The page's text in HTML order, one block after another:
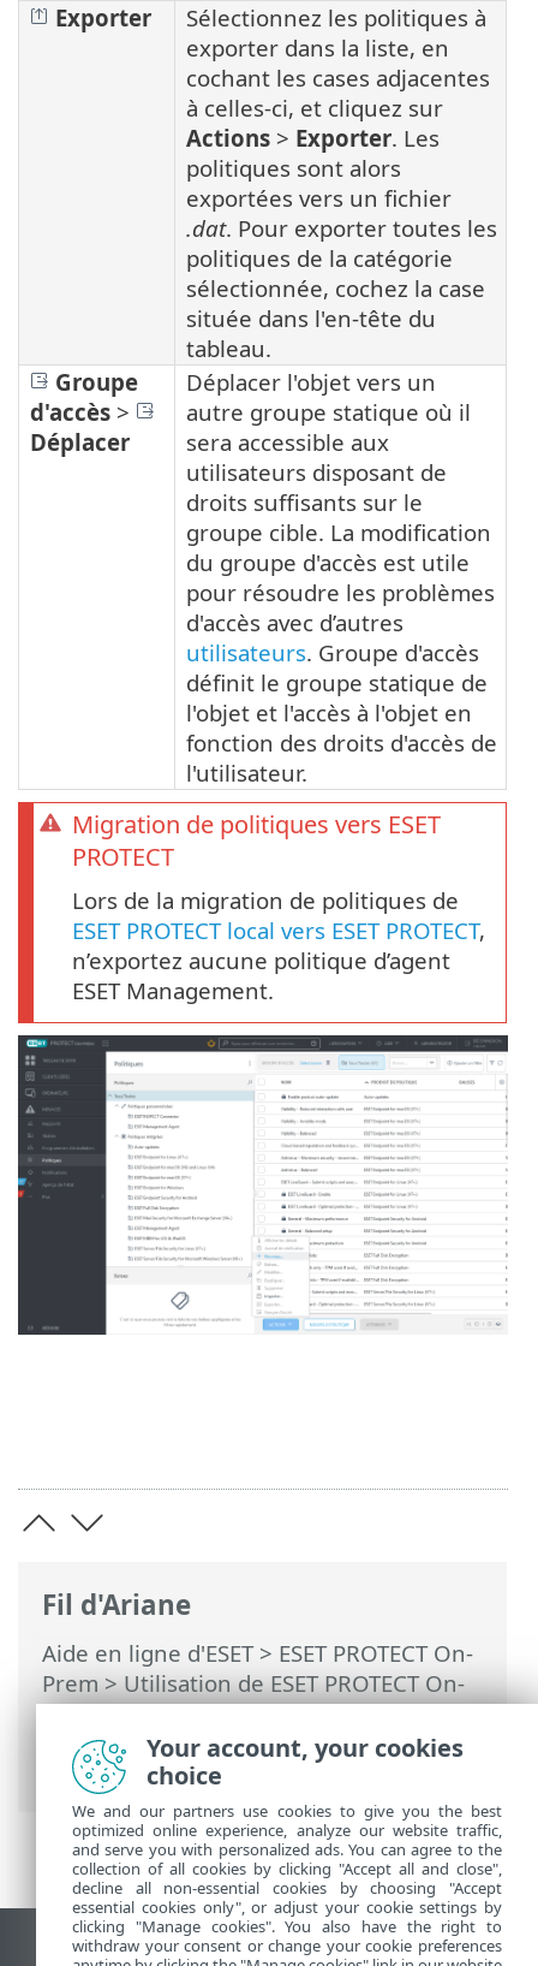
Fil d'Ariane
Aide en ligne d'ESET> ESET PROTECT On-
Prem>Utilisation de ESET PROTECT On-
Prem>ESET PROTECT On-Prem Menu
principal
>Politiques> Gérer les
politiques
Exporter
Sélectionnez les politiques à
exporter dans la liste, en
cochant les cases adjacentes
à celles-ci, et cliquez sur
Actions > Exporter. Les
politiques sont alors
exportées vers un fichier
.dat. Pour exporter toutes les
politiques de la catégorie
sélectionnée, cochez la case
située dans l'en-tête du
tableau.
Groupe
d'accès >
Déplacer
Déplacer l'objet vers un
autre groupe statique où il
sera accessible aux
utilisateurs disposant de
droits suffisants sur le
groupe cible. La modification
du groupe d'accès est utile
pour résoudre les problèmes
d'accès avec d’autres
utilisateurs. Groupe d'accès
définit le groupe statique de
l'objet et l'accès à l'objet en
fonction des droits d'accès de
l'utilisateur.
Migration de politiques vers ESET
PROTECT
Lors de la migration de politiques de
ESET PROTECT local vers ESET PROTECT,
n’exportez aucune politique d’agent
ESET Management.
Afficher le site pour ordinateur de bureau
Your account, your cookies
choice
We and our partners use cookies to give you the best
optimized online experience, analyze our website traffic,
and serve you with personalized ads. You can agree to the
collection of all cookies by clicking "Accept all and close",
decline all non-essential cookies by choosing "Accept
essential cookies only", or adjust your cookie settings by
clicking "Manage cookies". You also have the right to
withdraw your consent or change your cookie preferences